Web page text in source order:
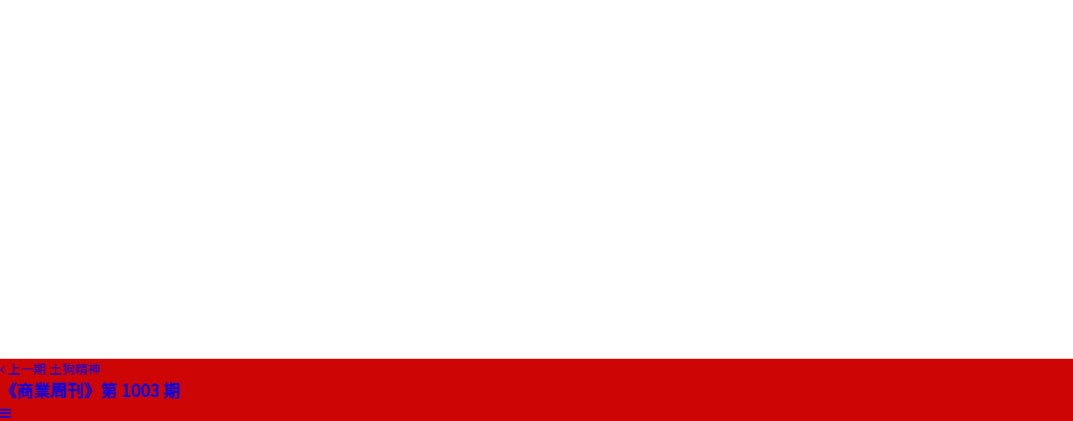
上一期 土狗精神
《商業周刊》第 1003 期